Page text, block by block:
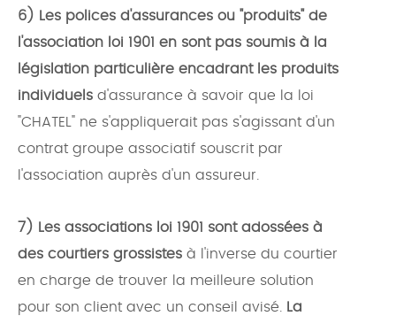
6) Les polices d'assurances ou "produits" de
l'association loi 1901 en sont pas soumis à la
législation particulière encadrant les produits
individuels d'assurance à savoir que la loi
"CHATEL" ne s'appliquerait pas s'agissant d'un
contrat groupe associatif souscrit par
l'association auprès d'un assureur.
7) Les associations loi 1901 sont adossées à
des courtiers grossistes à l'inverse du courtier
en charge de trouver la meilleure solution
pour son client avec un conseil avisé. La